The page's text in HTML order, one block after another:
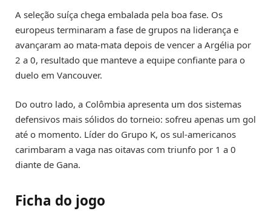
A seleção suíça chega embalada pela boa fase. Os
europeus terminaram a fase de grupos na liderança e
avançaram ao mata-mata depois de vencer a Argélia por
2 a 0, resultado que manteve a equipe confiante para o
duelo em Vancouver.
Do outro lado, a Colômbia apresenta um dos sistemas
defensivos mais sólidos do torneio: sofreu apenas um gol
até o momento. Líder do Grupo K, os sul-americanos
carimbaram a vaga nas oitavas com triunfo por 1 a 0
diante de Gana.
Ficha do jogo